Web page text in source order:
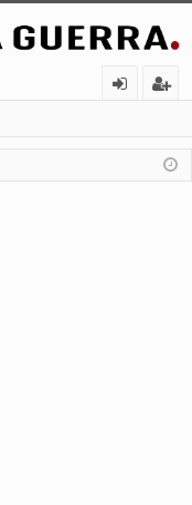
nt
ifi
ist
ra